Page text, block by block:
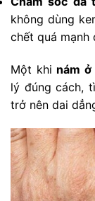
không dùng
chết quá mạnh
Một khi nám ở
lý đúng cách,
trở nên dai